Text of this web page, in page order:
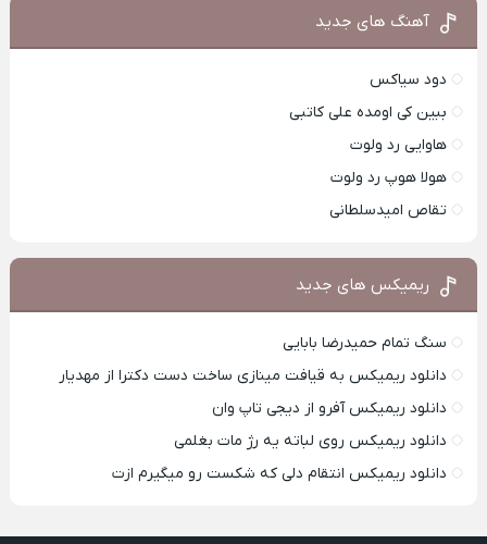
آهنگ های جدید
دود سیاکس
ببین کی اومده علی کاتبی
هاوایی رد ولوت
هولا هوپ رد ولوت
تقاص امیدسلطانی
ریمیکس های جدید
سنگ تمام حمیدرضا بابایی
دانلود ریمیکس به قیافت مینازی ساخت دست دکترا از مهدیار
دانلود ریمیکس آفرو از ديجی تاپ وان
دانلود ریمیکس روی لباته یه رژ مات بغلمی
دانلود ریمیکس انتقام دلی که شکست رو میگیرم ازت